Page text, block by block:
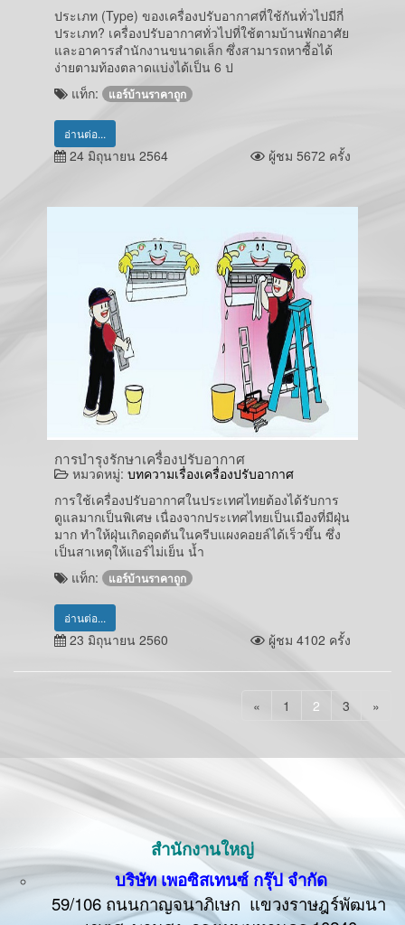
ประเภท (Type) ของเครื่องปรับอากาศที่ใช้กันทั่วไปมีกี่
ประเภท? เครื่องปรับอากาศทั่วไปที่ใช้ตามบ้านพักอาศัย
และอาคารสำนักงานขนาดเล็ก ซึ่งสามารถหาซื้อได้
ง่ายตามท้องตลาดแบ่งได้เป็น 6 ป
แท็ก:
แอร์บ้านราคาถูก
อ่านต่อ...
24 มิถุนายน 2564 ผู้ชม 5672 ครั้ง
การบำรุงรักษาเครื่องปรับอากาศ
หมวดหมู่: บทความเรื่องเครื่องปรับอากาศ
การใช้เครื่องปรับอากาศในประเทศไทยต้องได้รับการ
ดูแลมากเป็นพิเศษ เนื่องจากประเทศไทยเป็นเมืองที่มีฝุ่น
มาก ทำให้ฝุ่นเกิดอุดตันในครีบแผงคอยล์ได้เร็วขึ้น ซึ่ง
เป็นสาเหตุให้แอร์ไม่เย็น น้ำ
แท็ก:
แอร์บ้านราคาถูก
อ่านต่อ...
23 มิถุนายน 2560 ผู้ชม 4102 ครั้ง
« 1 2 3 »
สำนักงานใหญ่
บริษัท เพอซิสเทนซ์ กรุ๊ป จำกัด
59/106 ถนนกาญจนาภิเษก แขวงราษฎร์พัฒนา